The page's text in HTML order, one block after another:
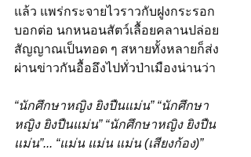
แล้ว แพร่กระจายไวราวกับฝูงกระรอก
บอกต่อ นกหนอนสัตว์เลื้อยคลานปล่อย
สัญญาณเป็นทอด ๆ สหายทั้งหลายก็ส่ง
ผ่านข่าวกันอื้ออึงไปทั่วป่าเมืองน่านว่า
“นักศึกษาหญิง ยิงปืนแม่น” “นักศึกษา
หญิง ยิงปืนแม่น” “นักศึกษาหญิง ยิงปืน
แม่น”... “แม่น แม่น แม่น (เสียงก้อง)”